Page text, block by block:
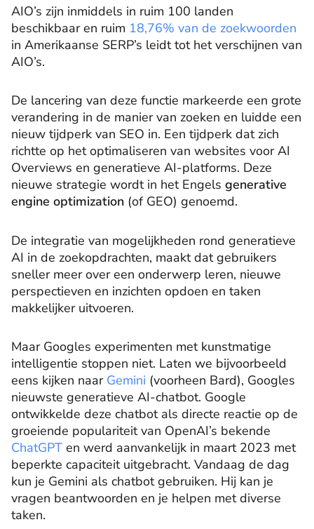
AIO’s zijn inmiddels in ruim 100 landen
beschikbaar en ruim 18,76% van de zoekwoorden
in Amerikaanse SERP’s leidt tot het verschijnen van
AIO’s.
De lancering van deze functie markeerde een grote
verandering in de manier van zoeken en luidde een
nieuw tijdperk van SEO in. Een tijdperk dat zich
richtte op het optimaliseren van websites voor AI
Overviews en generatieve AI-platforms. Deze
nieuwe strategie wordt in het Engels generative
engine optimization (of GEO) genoemd.
De integratie van mogelijkheden rond generatieve
AI in de zoekopdrachten, maakt dat gebruikers
sneller meer over een onderwerp leren, nieuwe
perspectieven en inzichten opdoen en taken
makkelijker uitvoeren.
Maar Googles experimenten met kunstmatige
intelligentie stoppen niet. Laten we bijvoorbeeld
eens kijken naar Gemini (voorheen Bard), Googles
nieuwste generatieve AI-chatbot. Google
ontwikkelde deze chatbot als directe reactie op de
groeiende populariteit van OpenAI’s bekende
ChatGPT en werd aanvankelijk in maart 2023 met
beperkte capaciteit uitgebracht. Vandaag de dag
kun je Gemini als chatbot gebruiken. Hij kan je
vragen beantwoorden en je helpen met diverse
taken.